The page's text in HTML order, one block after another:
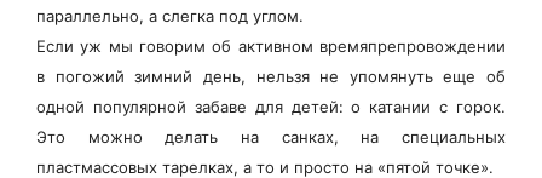
параллельно, а слегка под углом.
Если уж мы говорим об активном времяпрепровождении
в погожий зимний день, нельзя не упомянуть еще об
одной популярной забаве для детей: о катании с горок.
Это можно делать на санках, на специальных
пластмассовых тарелках, а то и просто на «пятой точке».